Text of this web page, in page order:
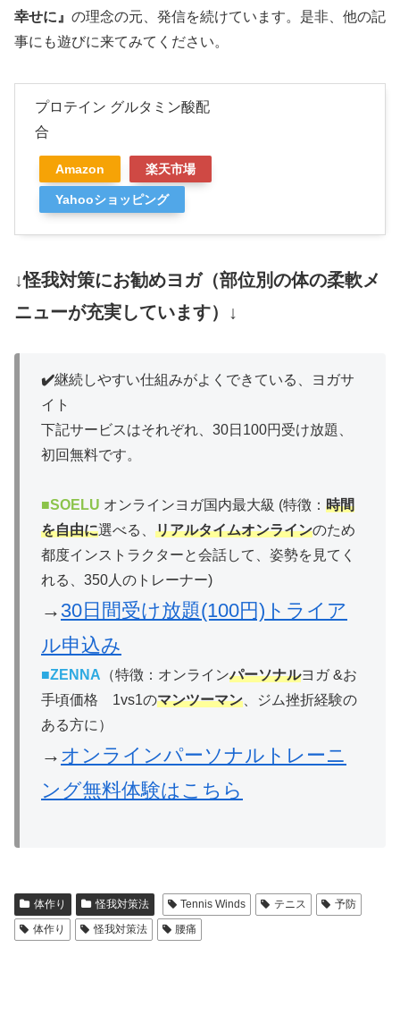
幸せに』 の理念の元、発信を続けています。是非、他の記
事にも遊びに来てみてください。
プロテイン グルタミン酸配
合
Amazon 楽天市場
Yahooショッピング
↓怪我対策にお勧めヨガ（部位別の体の柔軟メ
ニューが充実しています）↓
✔️継続しやすい仕組みがよくできている、ヨガサ
イト
下記サービスはそれぞれ、30日100円受け放題、
初回無料です。
■SOELU オンラインヨガ国内最大級 (特徴： 時間
を自由に選べる、 リアルタイムオンラインのため
都度インストラクターと会話して、姿勢を見てく
れる、350人のトレーナー)
→ 30日間受け放題(100円)トライア
ル申込み
■ZENNA （特徴：オンラインパーソナルヨガ &お
手頃価格 1vs1のマンツーマン 、ジム挫折経験の
ある方に）
→ オンラインパーソナルトレーニ
ング無料体験はこちら
体作り 怪我対策法 Tennis Winds テニス
予防
体作り
怪我対策法 腰痛